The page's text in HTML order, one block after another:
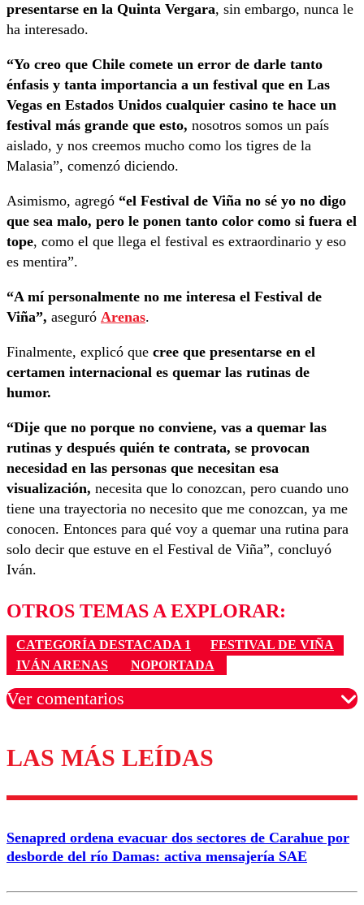
presentarse en la Quinta Vergara, sin embargo, nunca le
ha interesado.
“Yo creo que Chile comete un error de darle tanto
énfasis y tanta importancia a un festival que en Las
Vegas en Estados Unidos cualquier casino te hace un
festival más grande que esto, nosotros somos un país
aislado, y nos creemos mucho como los tigres de la
Malasia”, comenzó diciendo.
Asimismo, agregó “el Festival de Viña no sé yo no digo
que sea malo, pero le ponen tanto color como si fuera el
tope, como el que llega el festival es extraordinario y eso
es mentira”.
“A mí personalmente no me interesa el Festival de
Viña”, aseguró Arenas.
Finalmente, explicó que cree que presentarse en el
certamen internacional es quemar las rutinas de
humor.
“Dije que no porque no conviene, vas a quemar las
rutinas y después quién te contrata, se provocan
necesidad en las personas que necesitan esa
visualización, necesita que lo conozcan, pero cuando uno
tiene una trayectoria no necesito que me conozcan, ya me
conocen. Entonces para qué voy a quemar una rutina para
solo decir que estuve en el Festival de Viña”, concluyó
Iván.
OTROS TEMAS A EXPLORAR:
CATEGORÍA DESTACADA 1
FESTIVAL DE VIÑA
IVÁN ARENAS
NOPORTADA
Ver comentarios
Los comentarios son moderados para garantizar un
diálogo respetuoso.
Correo
LAS MÁS LEÍDAS
Senapred ordena evacuar dos sectores de Carahue por
desborde del río Damas: activa mensajería SAE